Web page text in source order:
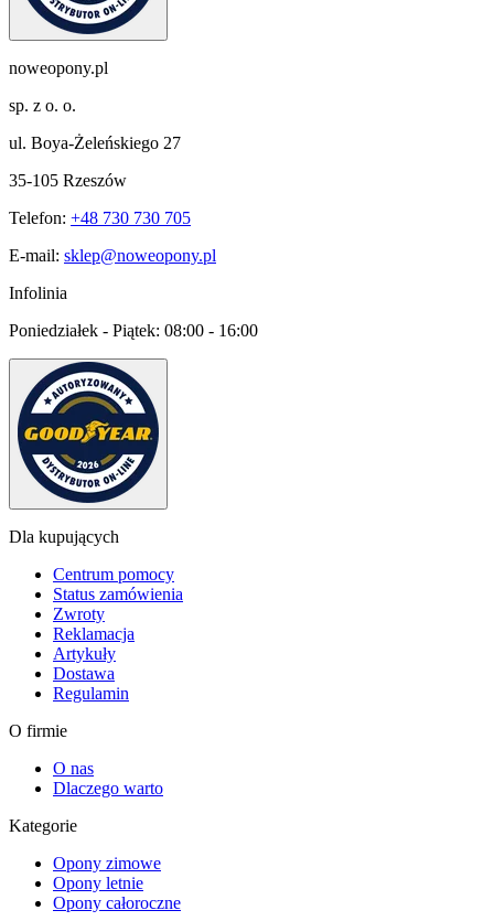
noweopony.pl
sp. z o. o.
ul. Boya-Żeleńskiego 27
35-105 Rzeszów
Telefon: +48 730 730 705
E-mail: sklep@noweopony.pl
Infolinia
Poniedziałek - Piątek: 08:00 - 16:00
Dla kupujących
Centrum pomocy
Status zamówienia
Zwroty
Reklamacja
Artykuły
Dostawa
Regulamin
O firmie
O nas
Dlaczego warto
Kategorie
Opony zimowe
Opony letnie
Opony całoroczne